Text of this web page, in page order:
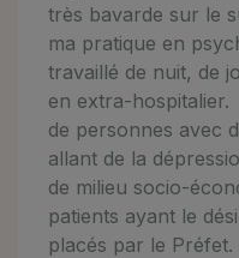
très bavarde sur le
ma pratique en
travaillé de nuit, de
en extra-
de personnes avec
allant de la
de milieu socio-
patients ayant le
placés par le